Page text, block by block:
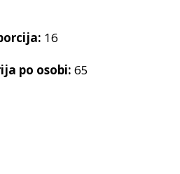
16
po osobi:65